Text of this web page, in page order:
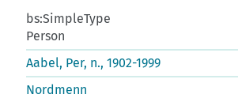
bs:SimpleType
Person
Aabel, Per, n., 1902-1999
Nordmenn